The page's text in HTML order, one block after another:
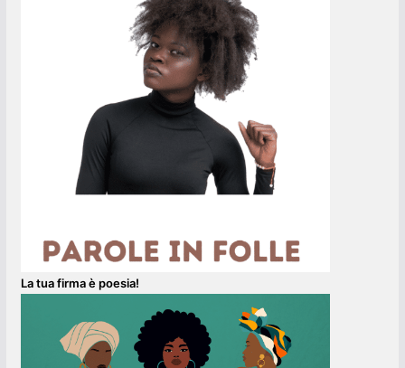
La tua firma è poesia!